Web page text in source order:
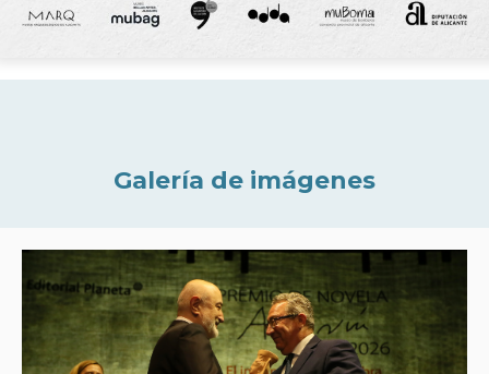
Galería de imágenes